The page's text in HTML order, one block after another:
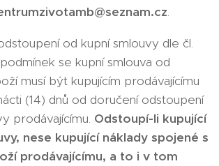
.
od kupní smlouvy dle čl.
se kupní smlouva od
musí být kupujícím prodávajícímu
(14) dnů od doručení odstoupení
prodávajícímu. Odstoupí-li kupující
nese kupující náklady spojené s
prodávajícímu, a to i v tom